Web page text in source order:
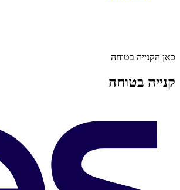
כאן הקנייה בטוחה
קנייה בטוחה